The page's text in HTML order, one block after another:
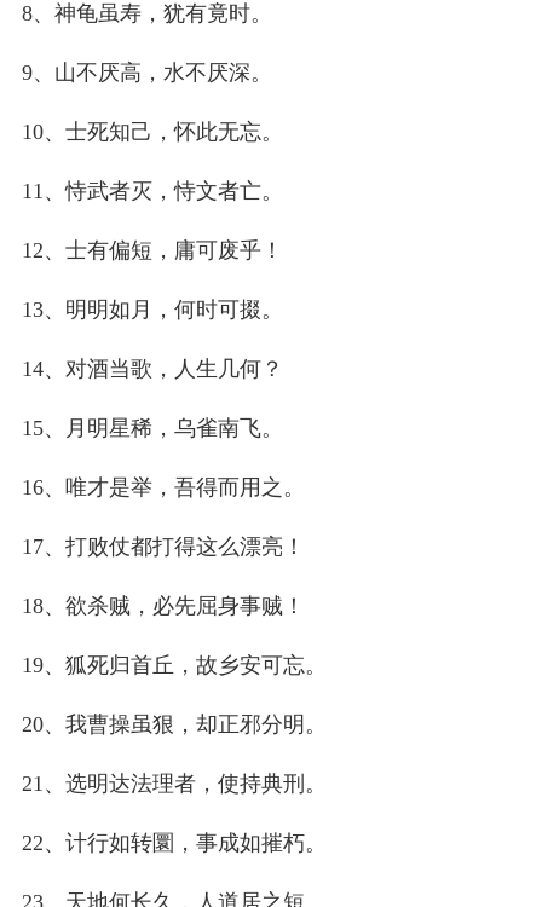
8、神龟虽寿，犹有竟时。
9、山不厌高，水不厌深。
10、士死知己，怀此无忘。
11、恃武者灭，恃文者亡。
12、士有偏短，庸可废乎！
13、明明如月，何时可掇。
14、对酒当歌，人生几何？
15、月明星稀，乌雀南飞。
16、唯才是举，吾得而用之。
17、打败仗都打得这么漂亮！
18、欲杀贼，必先屈身事贼！
19、狐死归首丘，故乡安可忘。
20、我曹操虽狠，却正邪分明。
21、选明达法理者，使持典刑。
22、计行如转圜，事成如摧朽。